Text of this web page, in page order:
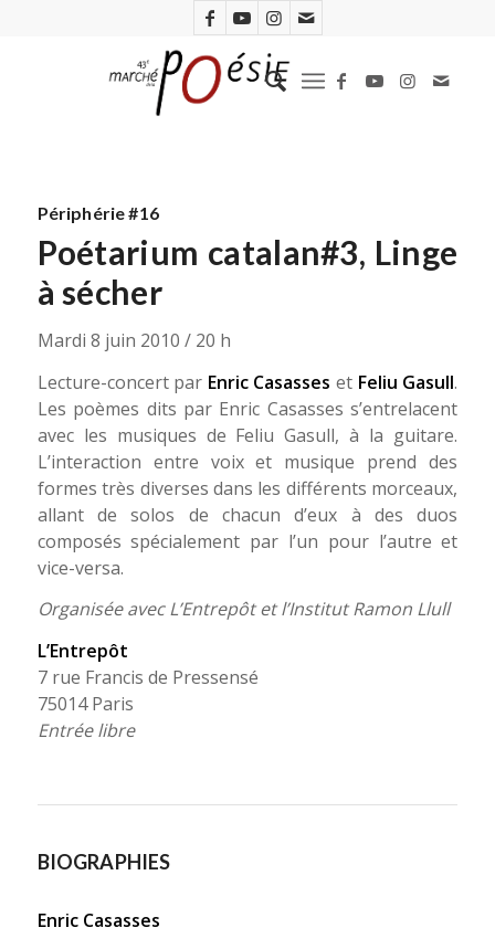
Périphérie #16
Poétarium catalan#3, Linge
à sécher
Mardi 8 juin 2010 / 20 h
Lecture-concert par Enric Casasses et Feliu Gasull.
Les poèmes dits par Enric Casasses s’entrelacent
avec les musiques de Feliu Gasull, à la guitare.
L’interaction entre voix et musique prend des
formes très diverses dans les différents morceaux,
allant de solos de chacun d’eux à des duos
composés spécialement par l’un pour l’autre et
vice-versa.
Organisée avec L’Entrepôt et l’Institut Ramon Llull
L’Entrepôt
7 rue Francis de Pressensé
75014 Paris
Entrée libre
BIOGRAPHIES
Enric Casasses